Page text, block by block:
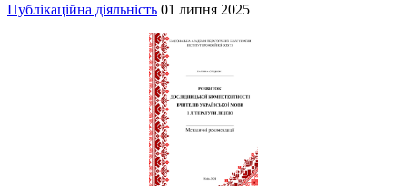
Публікаційна діяльність 01 липня 2025